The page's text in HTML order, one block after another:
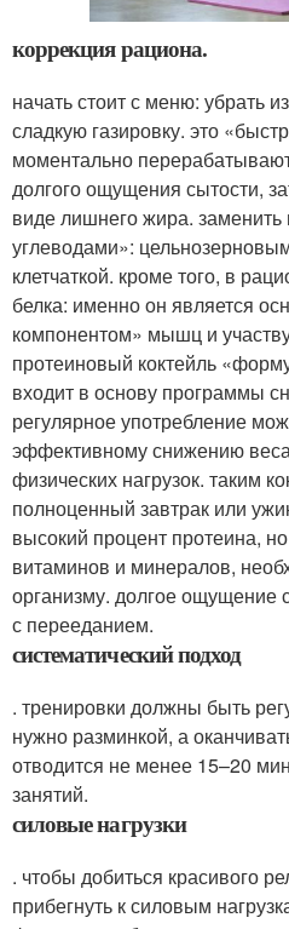
коррекция рациона.
начать стоит с меню: убрать
сладкую газировку. это
моментально
долгого ощущения сытости,
виде лишнего жира.
углеводами»:
клетчаткой. кроме того, в
белка: именно он является
компонентом» мышц и
протеиновый коктейль
входит в основу программы
регулярное употребление
эффективному снижению
физических нагрузок. таким
полноценный завтрак или
высокий процент протеина,
витаминов и минералов,
организму. долгое ощущение
с перееданием.
систематический подход
. тренировки должны быть
нужно разминкой, а
отводится не менее 15–20
занятий.
силовые нагрузки
. чтобы добиться красивого
прибегнуть к силовым